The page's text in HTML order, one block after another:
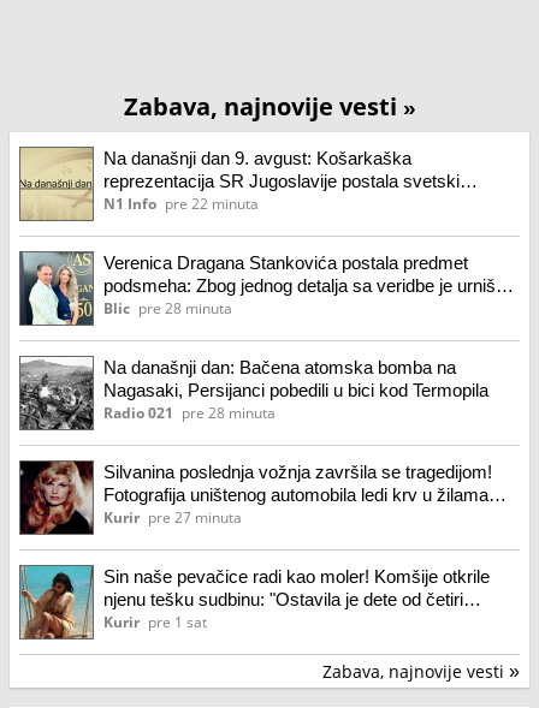
Zabava, najnovije vesti »
Na današnji dan 9. avgust: Košarkaška
reprezentacija SR Jugoslavije postala svetski
šampion
N1 Info pre 22 minuta
Verenica Dragana Stankovića postala predmet
podsmeha: Zbog jednog detalja sa veridbe je urnišu
na mrežama: "Bukvalno dva dinara"
Blic pre 28 minuta
Na današnji dan: Bačena atomska bomba na
Nagasaki, Persijanci pobedili u bici kod Termopila
Radio 021 pre 28 minuta
Silvanina poslednja vožnja završila se tragedijom!
Fotografija uništenog automobila ledi krv u žilama
(foto)
Kurir pre 27 minuta
Sin naše pevačice radi kao moler! Komšije otkrile
njenu tešku sudbinu: "Ostavila je dete od četiri
godine, maltretirali su je"
Kurir pre 1 sat
Zabava, najnovije vesti »